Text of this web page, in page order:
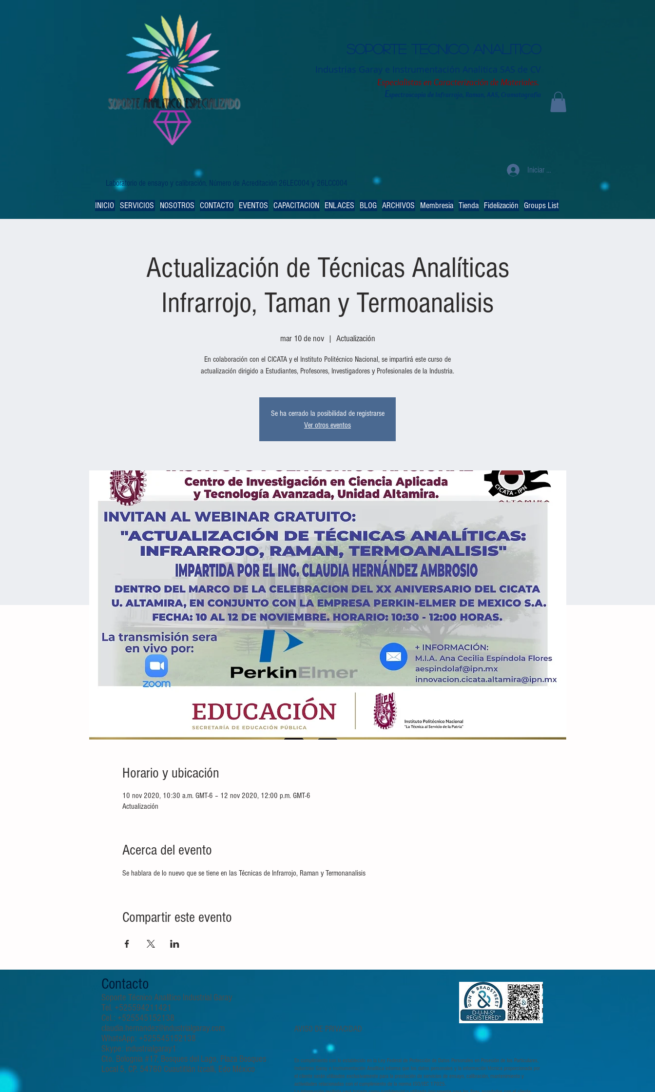
Soporte tecnico analitico
Industrias Garay e Instrumentación Analitica SAS de CV
Especialistas en Caracterización de Materiales.
Espectroscopia de Infrarrojo, Raman, AAS, Cromatografia
Laboratorio de ensayo y calibración. Número de Acreditación 26LEC004 y 26LCC004
Iniciar sesión
INICIO SERVICIOS NOSOTROS CONTACTO EVENTOS CAPACITACION ENLACES BLOG ARCHIVOS Membresia Tienda Fidelización Groups List
Actualización de Técnicas Analíticas
Infrarrojo, Taman y Termoanalisis
mar 10 de nov
  |
Actualización
En colaboración con el CICATA y el Instituto Politécnico Nacional, se impartirá este curso de
actualización dirigido a Estudiantes, Profesores, Investigadores y Profesionales de la Industria.
Se ha cerrado la posibilidad de registrarse
Ver otros eventos
Horario y ubicación
10 nov 2020, 10:30 a.m. GMT-6 – 12 nov 2020, 12:00 p.m. GMT-6
Actualización
Acerca del evento
Se hablara de lo nuevo que se tiene en las Técnicas de Infrarrojo, Raman y Termonanalisis
Compartir este evento
Contacto
Soporte Técnico Analítico Industrial Garay
Tel. +525594211421
Cel.: +525545152138
claudia.hernandez@industrialgaray.com
WhatsApp: +525545152138
Skype: industrialgaray1
Cto. Bolognia #17, Bosques del Lago, Plaza Bosques
Local 5, CP. 54760 Cuautitlán Izcalli, Edo México
AVISO DE PRIVACIDAD
En cumplimiento con lo establecido en la Ley Federal de Protección de Datos Personales en Posesión de los Particulares,
Industrias Garay e Instrumentación Analítica informa que los datos personales y la información técnica proporcionada por
el cliente serán utilizados exclusivamente para la prestación de servicios de ensayo, calibración, mantenimiento y
actividades relacionadas con el cumplimiento de la norma ISO/IEC 17025.